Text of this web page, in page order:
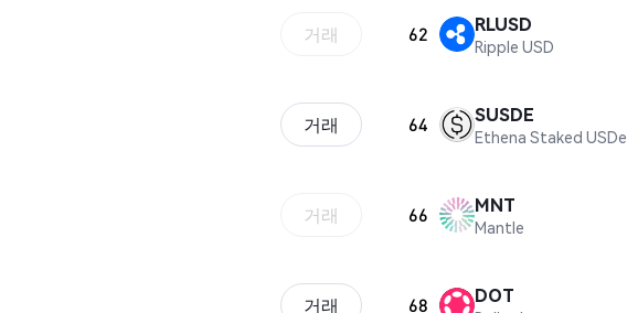
거래 62 RLUSD
Ripple USD
거래 64 SUSDE
Ethena Staked USDe
거래 66 MNT
Mantle
거래 68 DOT